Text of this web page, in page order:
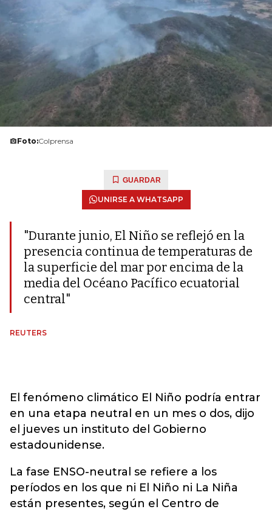
Foto:Colprensa
GUARDAR
UNIRSE A WHATSAPP
"Durante junio, El Niño se reflejó en la
presencia continua de temperaturas de
la superficie del mar por encima de la
media del Océano Pacífico ecuatorial
central"
REUTERS
El fenómeno climático El Niño podría entrar
en una etapa neutral en un mes o dos, dijo
el jueves un instituto del Gobierno
estadounidense.
La fase ENSO-neutral se refiere a los
períodos en los que ni El Niño ni La Niña
están presentes, según el Centro de